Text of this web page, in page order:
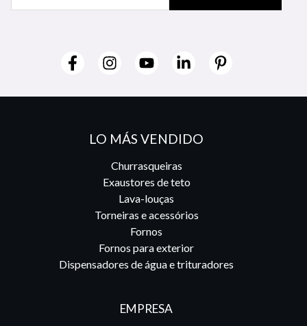
LO MÁS VENDIDO
Churrasqueiras
Exaustores de teto
Lava-louças
Torneiras e acessórios
Fornos
Fornos para exterior
Dispensadores de água e trituradores
EMPRESA